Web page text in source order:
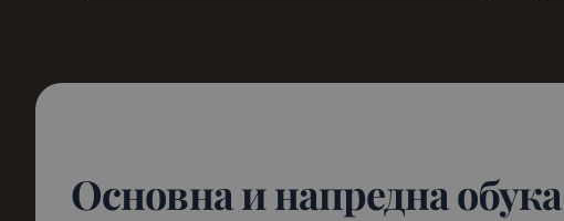
Основна и напредна обука